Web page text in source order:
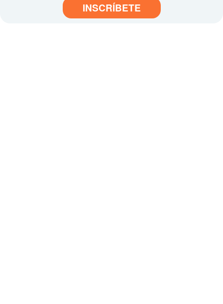
INSCRÍBETE